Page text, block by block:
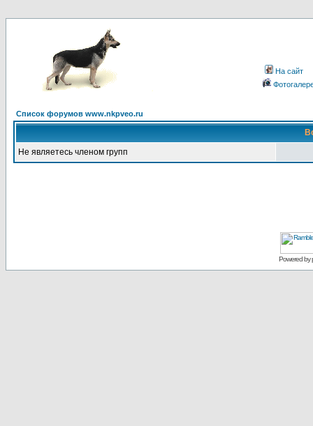
На сайт
Список форумов www.nkpveo.ru
Не являетесь членом групп
Powered by